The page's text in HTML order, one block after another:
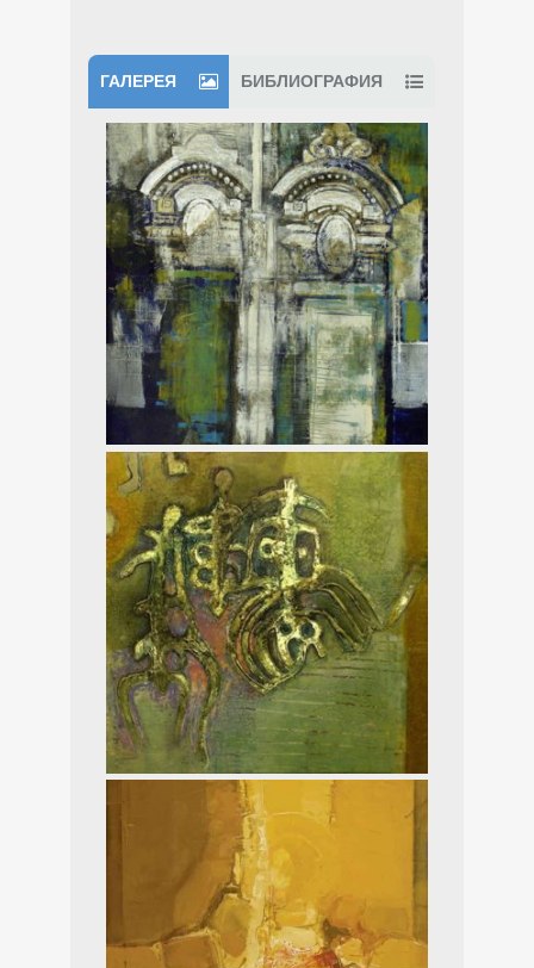
ГАЛЕРЕЯ БИБЛИОГРАФИЯ